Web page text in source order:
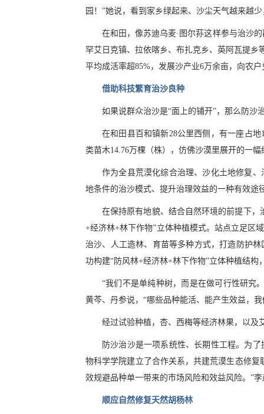
园！”她说，看到家乡绿起来、沙尘天气越来越
在和田，像苏迪乌麦·图尔荪这样参与治沙
罕艾日克镇、拉依喀乡、布扎克乡、英阿瓦提乡
平均成活率超85%，发展沙产业6万余亩，向农
借助科技繁育治沙良种
如果说群众治沙是“面上的铺开”，那么防沙
在和田县百和镇新28公里西侧，有一座占
类苗木14.76万棵（株），仿佛沙漠里展开的一幅
作为全县荒漠化综合治理、沙化土地修复
地条件的治沙模式、提升治理效益的一种有效途
在保持原有地貌、结合自然环境的前提下
+经济林+林下作物”立体种植模式。站点立足区
治沙、人工造林、育苗等多种方式，打造防护
功构建“防风林+经济林+林下作物”立体种植结构
“我们不是单纯种树，而是在做可行性研究
黄芩、丹参说，“哪些品种能活、能产生效益，
经过试验种植，杏、西梅等经济林果，以及
防沙治沙是一项系统性、长期性工程。为
物科学学院建立了合作关系，共建荒漠生态修
效规避品种单一带来的市场风险和效益风险。”
顺应自然修复天然胡杨林